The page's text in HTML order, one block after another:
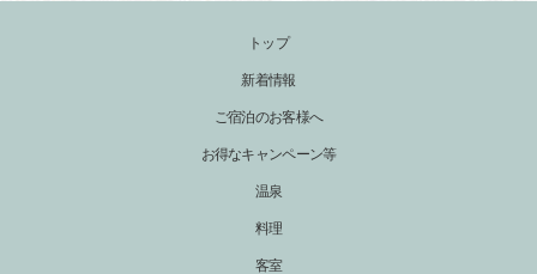
トップ
新着情報
ご宿泊のお客様へ
お得なキャンペーン等
温泉
料理
客室